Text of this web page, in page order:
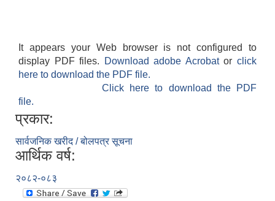
It appears your Web browser is not configured to
display PDF files.
Download adobe Acrobatorclick
here to download the PDF file.
Click here to download the PDF
file.
प्रकार:
सार्वजनिक खरीद / बोलपत्र सूचना
आर्थिक वर्ष:
२०८२-०८३